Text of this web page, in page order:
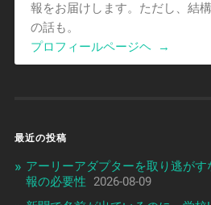
報をお届けします。ただし、結
の話も。
プロフィールページヘ
→
最近の投稿
アーリーアダプターを取り逃が
報の必要性
2026-08-09